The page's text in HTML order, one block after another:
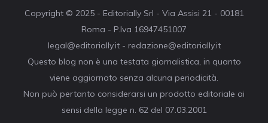
Copyright © 2025 - Editorially Srl - Via Assisi 21 - 00181
Roma - P.Iva 16947451007
legal@editorially.it - redazione@editorially.it
Questo blog non è una testata giornalistica, in quanto
viene aggiornato senza alcuna periodicità.
Non può pertanto considerarsi un prodotto editoriale ai
sensi della legge n. 62 del 07.03.2001